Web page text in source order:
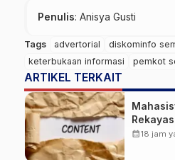
Penulis: Anisya Gusti
Tags advertorial diskominfo
keterbukaan informasi
pemkot
ARTIKEL TERKAIT
Konten
calendar_month18 jam